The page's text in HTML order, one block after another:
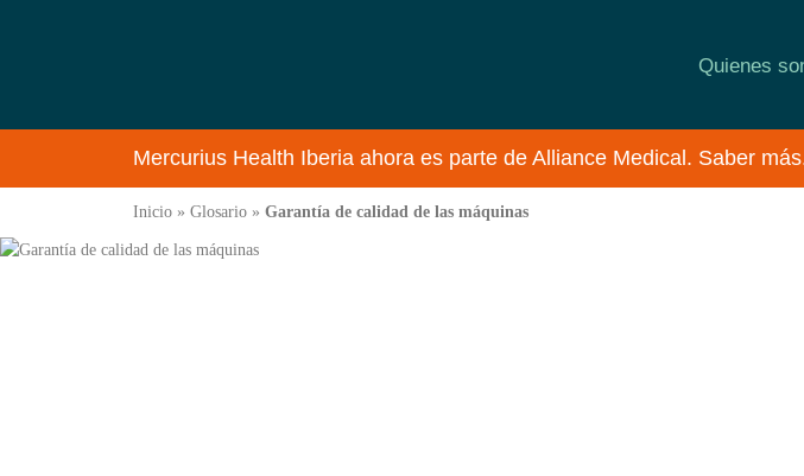
Quienes
Mercurius Health Iberia ahora es parte de Alliance Medical. Saber
Inicio » Glosario » Garantía de calidad de las máquinas